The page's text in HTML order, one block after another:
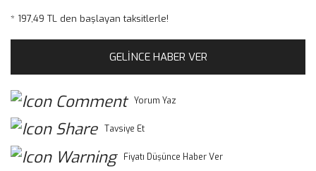
* 197,49 TL den başlayan taksitlerle!
GELİNCE HABER VER
Yorum Yaz
Tavsiye Et
Fiyatı Düşünce Haber Ver